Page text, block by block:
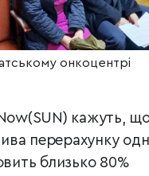
онкоцентрі
кажуть,
перерахунку
близько 80%